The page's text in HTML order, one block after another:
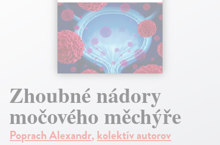
Zhoubné nádory
močového měchýře
Poprach Alexandr,kolektív autorov